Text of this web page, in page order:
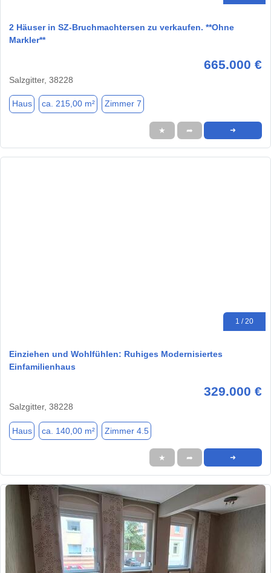
2 Häuser in SZ-Bruchmachtersen zu verkaufen. **Ohne
Markler**
665.000 €
Salzgitter, 38228
Haus ca. 215,00 m² Zimmer 7
★ ➦ ➜
1 / 20
Einziehen und Wohlfühlen: Ruhiges Modernisiertes
Einfamilienhaus
329.000 €
Salzgitter, 38228
Haus ca. 140,00 m² Zimmer 4.5
★ ➦ ➜